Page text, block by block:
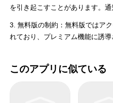
を引き起こすことがあります。通
3. 無料版の制約：無料版ではア
れており、プレミアム機能に誘導
このアプリに似ている